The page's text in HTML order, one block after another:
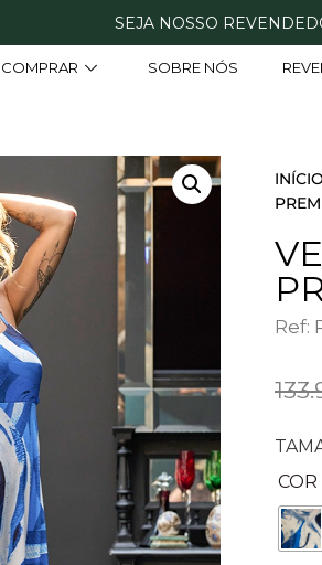
SEJA NOSSO
COMPRAR SOBRE NÓS
INÍCIO
Ref: